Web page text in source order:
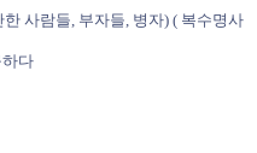
한 사람들, 부자들, 병자) ( 복수명사
하다